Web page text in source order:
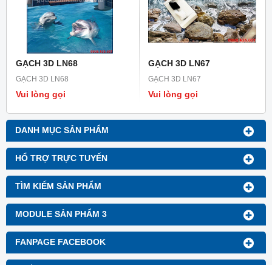
DANH MỤC SẢN PHẨM
HỔ TRỢ TRỰC TUYẾN
TÌM KIẾM SẢN PHẨM
MODULE SẢN PHẨM 3
FANPAGE FACEBOOK
GẠCH 3D LN68
GẠCH 3D LN68
Vui lòng gọi
GẠCH 3D LN67
GẠCH 3D LN67
Vui lòng gọi